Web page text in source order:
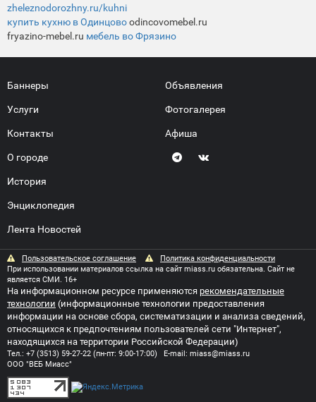
zheleznodorozhny.ru/kuhni
купить кухню в Одинцовоodincovomebel.ru
fryazino-mebel.ru мебель во Фрязино
Баннеры
Услуги
Контакты
О городе
История
Энциклопедия
Лента Новостей
Объявления
Фотогалерея
Афиша
Пользовательское соглашение
Политика конфиденциальности
При использовании материалов ссылка на сайт miass.ru обязательна. Сайт не
является СМИ. 16+
На информационном ресурсе применяются рекомендательные
технологии (информационные технологии предоставления
информации на основе сбора, систематизации и анализа сведений,
относящихся к предпочтениям пользователей сети "Интернет",
находящихся на территории Российской Федерации)
Тел.: +7 (3513) 59-27-22 (пн-пт: 9:00-17:00) E-mail: miass@miass.ru
ООО "ВЕБ Миасс"